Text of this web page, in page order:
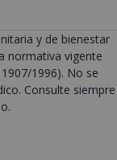
y de bienestar
normativa vigente
1996). No se
Consulte siempre